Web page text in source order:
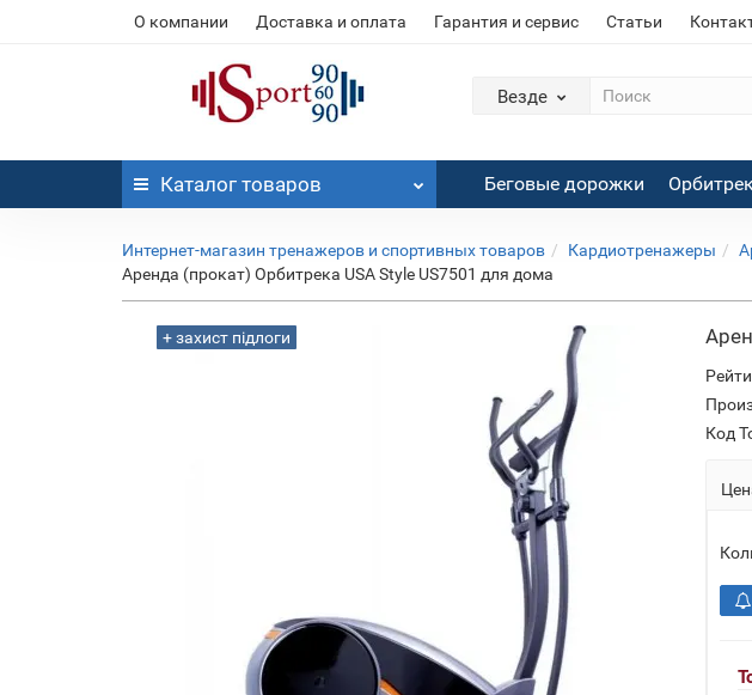
О компании Доставка и оплата Гарантия и сервис Статьи
Везде
Каталог товаров Беговые дорожки
Интернет-магазин тренажеров и спортивных товаров Кардиотренажеры
Аренда (прокат) Орбитрека USA Style US7501 для дома
+ захист підлоги
Код